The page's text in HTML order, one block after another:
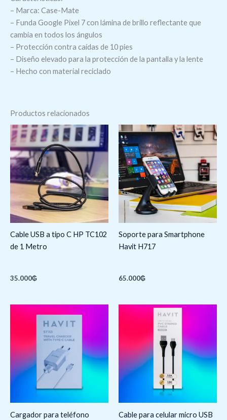
– Marca: Case-Mate
– Funda Google Pixel 7 con lámina de brillo reflectante que
cambia en todos los ángulos
– Protección contra caídas de 10 pies
– Diseño elevado para la protección de la pantalla y la lente
– Hecho con material reciclado
Productos relacionados
Cable USB a tipo C HP TC102
de 1 Metro
35.000₲
Soporte para Smartphone
Havit H717
65.000₲
Cargador para teléfono
Cable para celular micro USB